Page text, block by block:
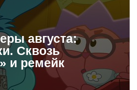
августа:
Сквозь
и ремейк